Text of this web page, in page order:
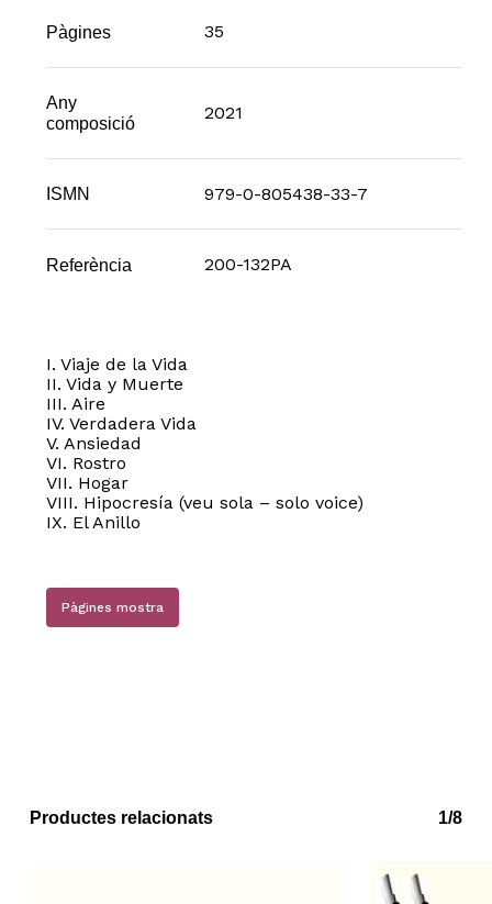
Pàgines 35
Any
composició
2021
ISMN 979-0-805438-33-7
Referència 200-132PA
I. Viaje de la Vida
II. Vida y Muerte
III. Aire
IV. Verdadera Vida
V. Ansiedad
VI. Rostro
VII. Hogar
VIII. Hipocresía (veu sola – solo voice)
IX. El Anillo
Pàgines mostra
Productes relacionats 1/8